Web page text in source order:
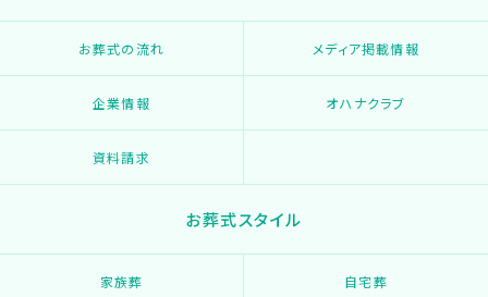
お葬式の流れ メディア掲載情報
企業情報 オハナクラブ
資料請求
お葬式スタイル
家族葬 自宅葬